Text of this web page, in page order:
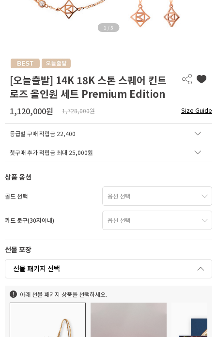
1 / 5
[오늘출발] 14K 18K 스톤 스퀘어 킨트
로즈 올인원 세트 Premium Edition
1,120,000원 1,728,000원 Size Guide
등급별 구매 적립금 22,400
첫구매 추가 적립금 최대 25,000원
상품 옵션
골드 선택
카드 문구(30자이내)
선물 포장
선물 패키지 선택
아래 선물 패키지 상품을 선택하세요.